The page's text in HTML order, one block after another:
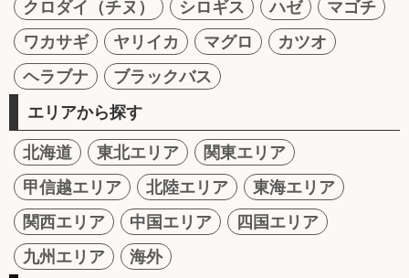
クロダイ（チヌ）
シロギス ハゼ
マゴチ
ワカサギ
ヤリイカ マグロ
カツオ
ヘラブナ
ブラックバス
エリアから探す
北海道 東北エリア
関東エリア
甲信越エリア
北陸エリア
東海エリア
関西エリア
中国エリア
四国エリア
九州エリア
海外